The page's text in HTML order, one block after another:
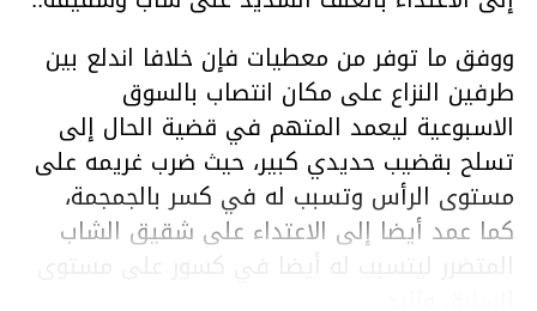
ووفق ما توفر من معطيات فإن خلافا اندلع بين
طرفين النزاع على مكان انتصاب بالسوق
الاسبوعية ليعمد المتهم في قضية الحال إلى
تسلح بقضيب حديدي كبير، حيث ضرب غريمه على
مستوى الرأس وتسبب له في كسر بالجمجمة،
كما عمد أيضا إلى الاعتداء على شقيق الشاب
المتضرر ليتسبب له أيضا في كسور على مستوى